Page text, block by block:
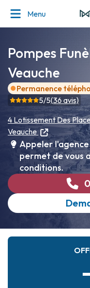
Menu
Pompes
Veauche
Permanence
5/5(36avis)
4 Lotissement Des
Veauche
Appeler
permet de vous
conditions.